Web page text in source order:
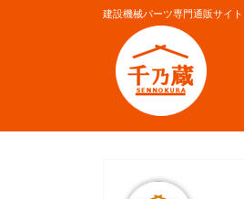
建設機械パーツ専門通販サイ